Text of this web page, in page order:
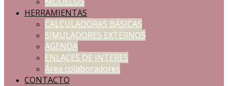
HERRAMIENTAS
CALCULADORAS BÁSICAS
SIMULADORES EXTERNOS
AGENDA
ENLACES DE INTERES
Área colaboradores
CONTACTO